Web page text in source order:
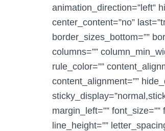
animation_direction=”left”
center_content=”no”
border_sizes_bottom=””
columns=””
rule_color=””
content_alignment=””
margin_left=””
line_height=””